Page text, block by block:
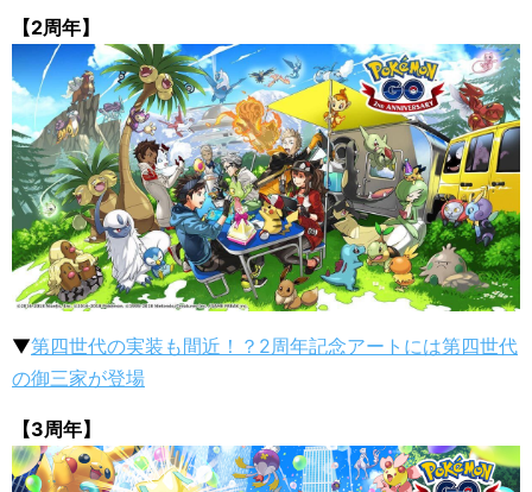
【2周年】
▼第四世代の実装も間近！？2周年記念アートには第四世代
の御三家が登場
【3周年】